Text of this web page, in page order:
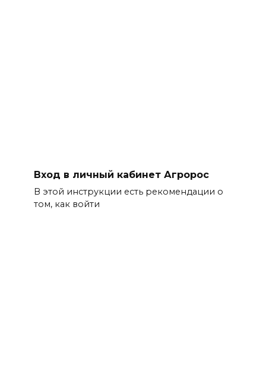
Вход в личный кабинет Агророс
В этой инструкции есть рекомендации о
том, как войти